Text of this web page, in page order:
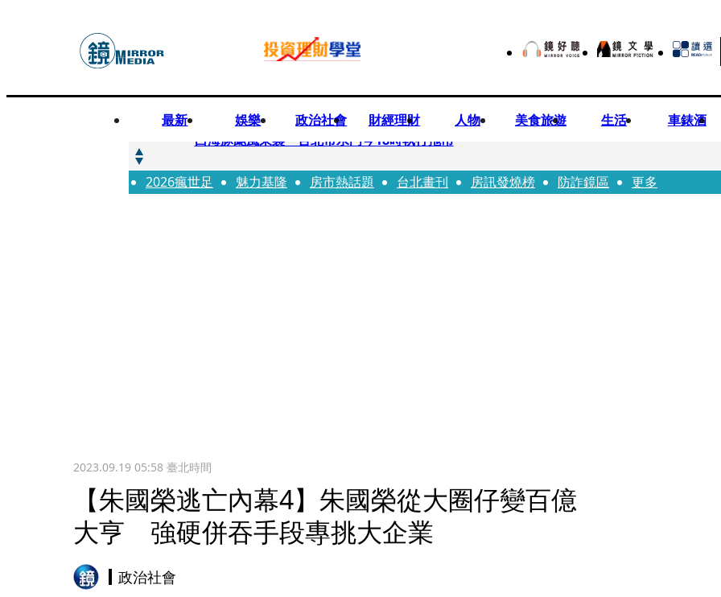
最新 娛樂 政治社會 財經理財 人物 美食旅遊 生活 車錶酒
快訊
白海豚颱風來襲 台北市水門今18時執行拖吊
快訊
AKIRA台北唱到一半突收兒子告白「爸爸I LOVE YOU」 驚喜林志玲同步曝光父親節「披
2026瘋世足 魅力基隆 房市熱話題 台北畫刊 房訊發燒榜 防詐鏡區 更多
2023.09.19 05:58臺北時間
【朱國榮逃亡內幕4】朱國榮從大圈仔變百億
大亨 強硬併吞手段專挑大企業
政治社會